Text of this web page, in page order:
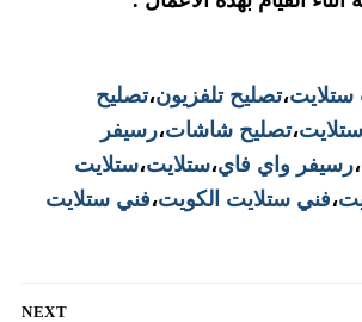
ستلايت،تصليح تلفزيون،تصليح
،تصليح شاشات،رسيفر
،رسيفر واي فاي،ستلايت،ستلايت
،فني ستلايت الكويت،فني ستلايت
NEXT